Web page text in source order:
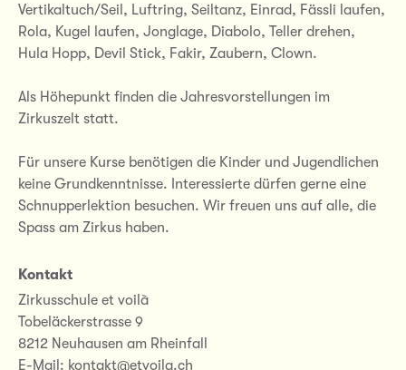
Vertikaltuch/Seil, Luftring, Seiltanz, Einrad, Fässli laufen,
Rola, Kugel laufen, Jonglage, Diabolo, Teller drehen,
Hula Hopp, Devil Stick, Fakir, Zaubern, Clown.
Als Höhepunkt finden die Jahresvorstellungen im
Zirkuszelt statt.
Für unsere Kurse benötigen die Kinder und Jugendlichen
keine Grundkenntnisse. Interessierte dürfen gerne eine
Schnupperlektion besuchen. Wir freuen uns auf alle, die
Spass am Zirkus haben.
Kontakt
Zirkusschule et voilà
Tobeläckerstrasse 9
8212 Neuhausen am Rheinfall
E-Mail: kontakt@etvoila.ch